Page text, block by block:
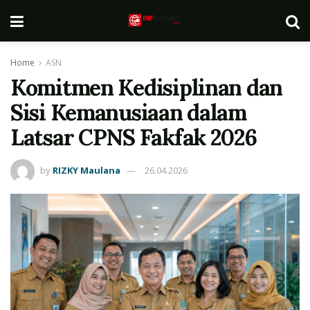
Home ASN
Komitmen Kedisiplinan dan
Sisi Kemanusiaan dalam
Latsar CPNS Fakfak 2026
by RIZKY Maulana 26.04.2026